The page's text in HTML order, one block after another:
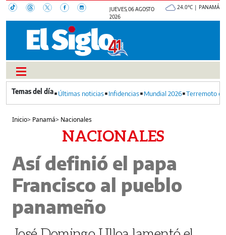
JUEVES, 06 AGOSTO
2026
24.0°C | PANAMÁ
Últimas noticias Infidencias Mundial 2026 Terremoto
Inicio> Panamá> Nacionales
NACIONALES
Así definió el papa
Francisco al pueblo
panameño